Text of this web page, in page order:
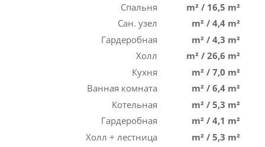
Спальня m² / 16,5 m²
Сан. узел
m² / 4,4 m²
Гардеробная
m² / 4,3 m²
Холл
m² / 26,6 m²
Кухня
m² / 7,0 m²
Ванная комната
m² / 6,4 m²
Котельная
m² / 5,3 m²
Гардеробная
m² / 4,1 m²
Холл + лестница
m² / 5,3 m²